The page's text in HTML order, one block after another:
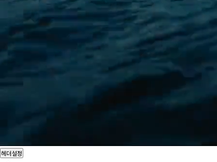
헤더설정